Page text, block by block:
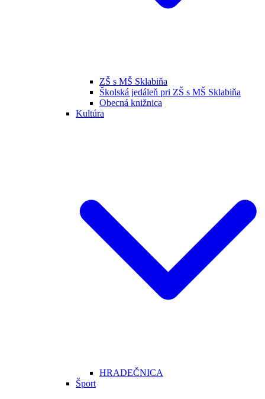
ZŠ s MŠ Sklabiňa
Školská jedáleň pri ZŠ s MŠ Sklabiňa
Obecná knižnica
Kultúra
HRADEČNICA
Šport